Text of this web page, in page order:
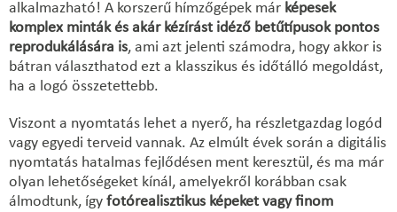
alkalmazható! A korszerű hímzőgépek már képesek
komplex minták és akár kézírást idéző betűtípusok pontos
reprodukálására is, ami azt jelenti számodra, hogy akkor is
bátran választhatod ezt a klasszikus és időtálló megoldást,
ha a logó összetettebb.
Viszont a nyomtatás lehet a nyerő, ha részletgazdag logód
vagy egyedi terveid vannak. Az elmúlt évek során a digitális
nyomtatás hatalmas fejlődésen ment keresztül, és ma már
olyan lehetőségeket kínál, amelyekről korábban csak
álmodtunk, így fotórealisztikus képeket vagy finom